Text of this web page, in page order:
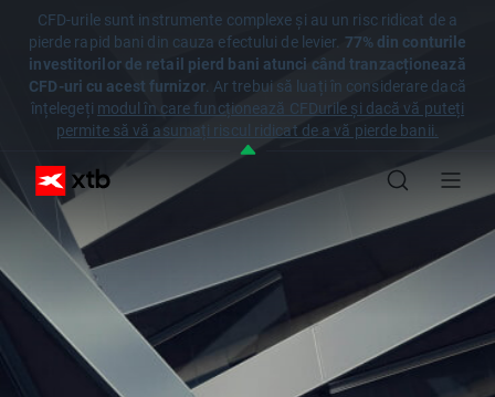
CFD-urile sunt instrumente complexe și au un risc ridicat de a
pierde rapid bani din cauza efectului de levier. 77% din conturile
investitorilor de retail pierd bani atunci când tranzacționează
CFD-uri cu acest furnizor. Ar trebui să luați în considerare dacă
înțelegeți modul în care funcționează CFDurile și dacă vă puteți
permite să vă asumați riscul ridicat de a vă pierde banii.